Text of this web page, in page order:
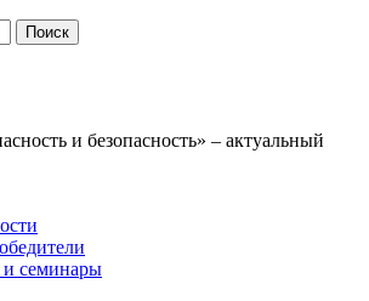
и безопасность» – актуальный
семинары